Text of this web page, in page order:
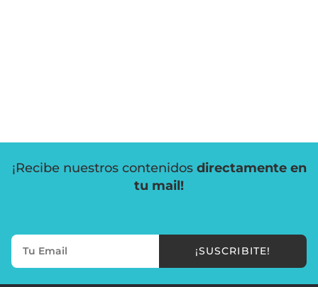
¡Recibe nuestros contenidos directamente en
tu mail!
¡SUSCRIBITE!